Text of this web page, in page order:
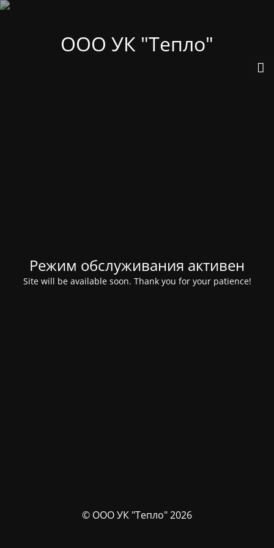
ООО УК "Тепло"
Режим обслуживания активен
Site will be available soon. Thank you for your patience!
© ООО УК "Тепло" 2026